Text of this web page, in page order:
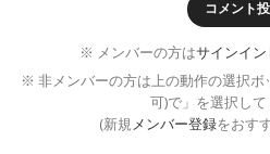
コメント
※ メンバーの方はサインイン
※ 非メンバーの方は上の動作の選択ボ
可)で」を選択して
(新規メンバー登録をおす